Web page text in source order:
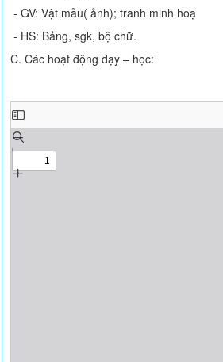
- GV: Vật mẫu( ảnh); tranh minh hoạ
- HS: Bảng, sgk, bộ chữ.
C. Các hoạt động dạy – học: